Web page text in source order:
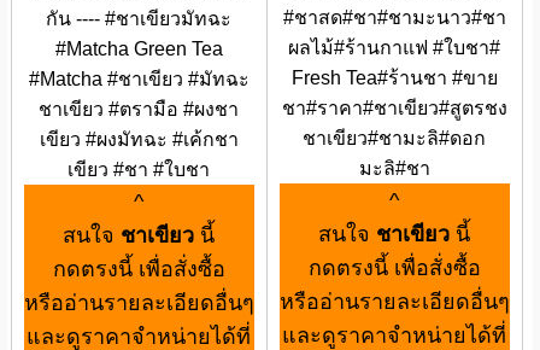
กัน ---- #ชาเขียวมัทฉะ
#Matcha Green Tea
#Matcha #ชาเขียว #มัทฉะ
ชาเขียว #ตรามือ #ผงชา
เขียว #ผงมัทฉะ #เค้กชา
เขียว #ชา #ใบชา
^
สนใจ ชาเขียว นี้
กดตรงนี้ เพื่อสั่งซื้อ
หรืออ่านรายละเอียดอื่นๆ
และดูราคาจำหน่ายได้ที่
#ชาสด#ชา#ชามะนาว#ชา
ผลไม้#ร้านกาแฟ #ใบชา#
Fresh Tea#ร้านชา #ขาย
ชา#ราคา#ชาเขียว#สูตรชง
ชาเขียว#ชามะลิ#ดอก
มะลิ#ชา
^
สนใจ ชาเขียว นี้
กดตรงนี้ เพื่อสั่งซื้อ
หรืออ่านรายละเอียดอื่นๆ
และดูราคาจำหน่ายได้ที่